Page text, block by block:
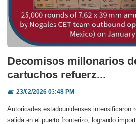
Decomisos millonarios
cartuchos refuerz...
📅23/02/2026 03:48 PM
Autoridades estadounidenses intensificaron
salida en el puerto fronterizo, logrando